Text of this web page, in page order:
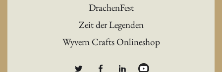
DrachenFest
Zeit der Legenden
Wyvern Crafts Onlineshop